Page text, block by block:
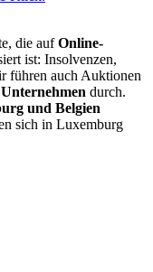
die aufOnline-
ist: Insolvenzen,
führen auch Auktionen
durch.
und Belgien
sich in Luxemburg